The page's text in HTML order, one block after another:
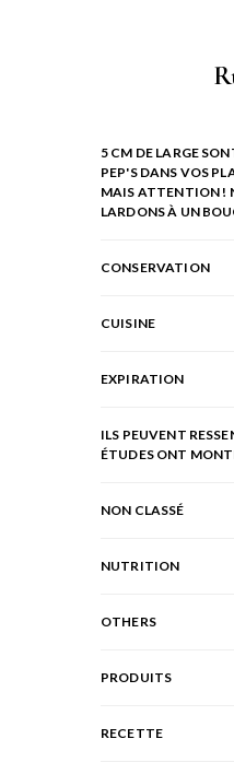
5 CM DE LARGE
PEP'S DANS VOS
MAIS ATTENTION !
LARDONS À UN
CONSERVATION
CUISINE
EXPIRATION
ILS PEUVENT
ÉTUDES ONT
NON CLASSÉ
NUTRITION
OTHERS
PRODUITS
RECETTE